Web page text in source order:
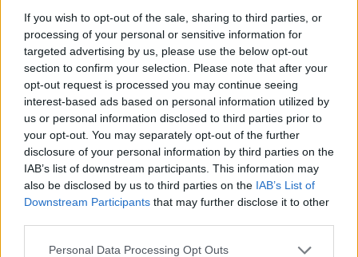
If you wish to opt-out of the sale, sharing to third parties, or
processing of your personal or sensitive information for
targeted advertising by us, please use the below opt-out
section to confirm your selection. Please note that after your
opt-out request is processed you may continue seeing
interest-based ads based on personal information utilized by
us or personal information disclosed to third parties prior to
your opt-out. You may separately opt-out of the further
disclosure of your personal information by third parties on the
IAB’s list of downstream participants. This information may
also be disclosed by us to third parties on the IAB’s List of
Downstream Participants that may further disclose it to other
Personal Data Processing Opt Outs
AIMP es un reproductor de música completo diseñado
pensando en la calidad de sonido y en una funcionalidad
amplia y personalizable. Admite treinta formatos de audio.
El audio se procesa en 32 bits para un sonido nítido. El
reproductor cuenta con un ecualizador gráfico de 18
bandas con efectos de sonido adicionales incorporados.
Puedes ampliar la funcionalidad existente añadiendo
complementos de entrada, DSP y Gen de Winamp. Todas
las teclas de acceso rápido locales y globales son
personalizables. Soporte completo de Unicode.Puedes
convertir Audio CD a MP3, OGG, WAV o WMA. Del mismo
modo, puedes grabar sonido desde cualquier dispositivo de
audio en tu PC a formatos MP3, OGG, WAV o WMA. Puedes